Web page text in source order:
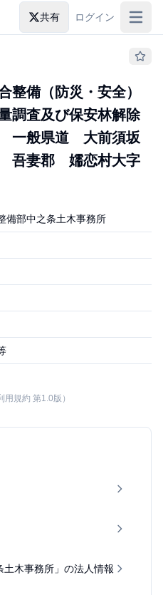
共有 ログイン
備（防災・安全）
調査及び保安林解除
一般県道 大前須坂
吾妻郡 嬬恋村大字
備部中之条土木事務所
規約 第1.0版）
土木事務所」の法人情報